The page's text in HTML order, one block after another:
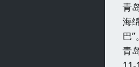
青
海
巴
青